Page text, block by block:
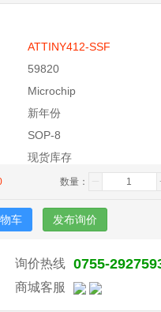
ATTINY412-SSF
59820
Microchip
新年份
SOP-8
现货库存
数量：
车 发布询价
询价热线 0755-
商城客服